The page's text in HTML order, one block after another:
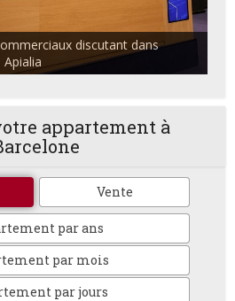
discutant dans
appartement à
Vente
par ans
par mois
par jours